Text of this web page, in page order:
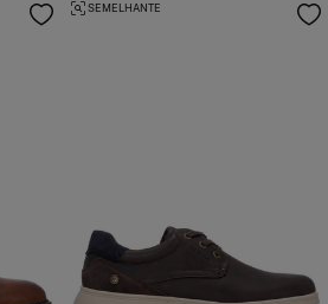
SEMELHANTE